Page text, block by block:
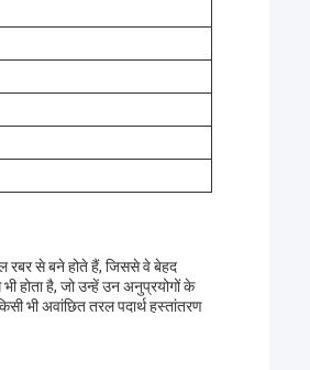
रबर से बने होते हैं, जिससे वे बेहद
होता है, जो उन्हें उन अनुप्रयोगों के
भी अवांछित तरल पदार्थ हस्तांतरण